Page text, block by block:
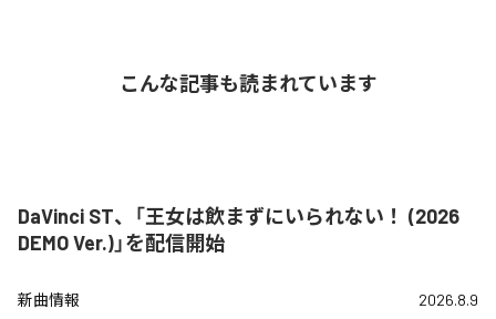
こんな記事も読まれています
DaVinci ST、「王女は飲まずにいられない！ (2026
DEMO Ver.)」を配信開始
新曲情報 2026.8.9